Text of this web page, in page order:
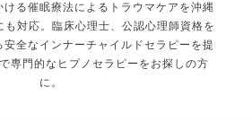
る催眠療法によるトラウマケアを沖縄
対応。臨床心理士、公認心理師資格を
全なインナーチャイルドセラピーを提
専門的なヒプノセラピーをお探しの方
に。